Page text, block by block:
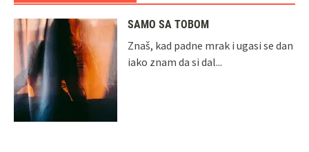
SAMO SA TOBOM
Znaš, kad padne mrak i ugasi se dan
iako znam da si dal...